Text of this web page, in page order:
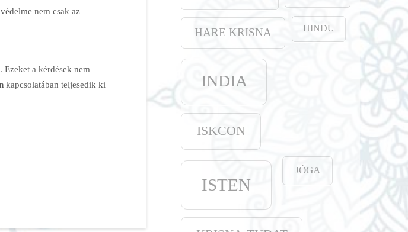
nem csak az
a kérdések nem
kapcsolatában teljesedik ki
HARE KRISNA HINDU
INDIA
ISKCON
ISTEN
JÓGA